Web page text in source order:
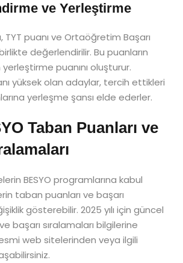
ve Yerleştirme
TYT puanı ve Ortaöğretim Başarı
değerlendirilir. Bu puanların
yerleştirme puanını oluşturur.
yüksek olan adaylar, tercih ettikleri
yerleşme şansı elde ederler.
Taban Puanları ve
BESYO programlarına kabul
taban puanları ve başarı
gösterebilir. 2025 yılı için güncel
başarı sıralamaları bilgilerine
web sitelerinden veya ilgili